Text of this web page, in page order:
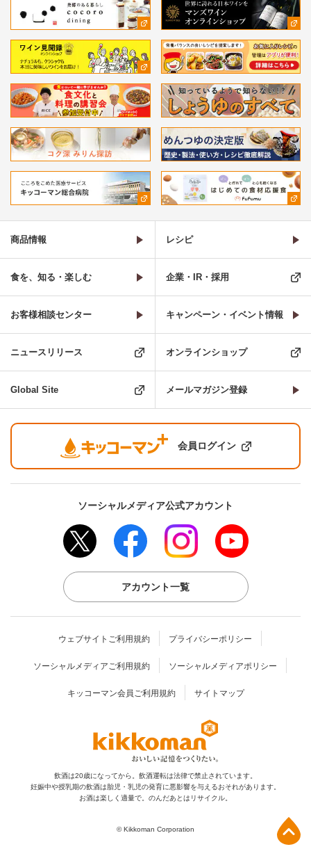
商品情報 レシピ
食を、知る・楽しむ 企業・IR・採用
お客様相談センター キャンペーン・イベント情報
ニュースリリース オンラインショップ
Global Site メールマガジン登録
会員ログイン
ソーシャルメディア公式アカウント
アカウント一覧
ウェブサイトご利用規約 プライバシーポリシー
ソーシャルメディアご利用規約 ソーシャルメディアポリシー
キッコーマン会員ご利用規約 サイトマップ
飲酒は20歳になってから。飲酒運転は法律で禁止されています。
妊娠中や授乳期の飲酒は胎児・乳児の発育に悪影響を与えるおそれがあります。
お酒は楽しく適量で。のんだあとはリサイクル。
© Kikkoman Corporation